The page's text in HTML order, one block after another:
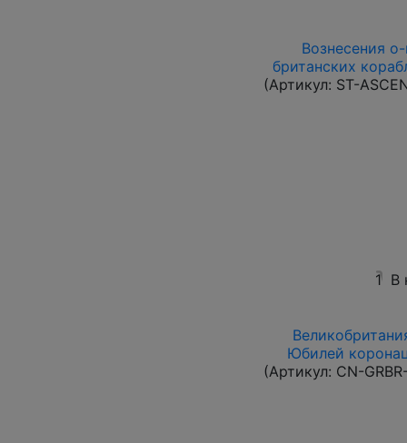
Вознесения
британских
(Артикул: ST-
1 В
Юбилей
(Артикул: CN-